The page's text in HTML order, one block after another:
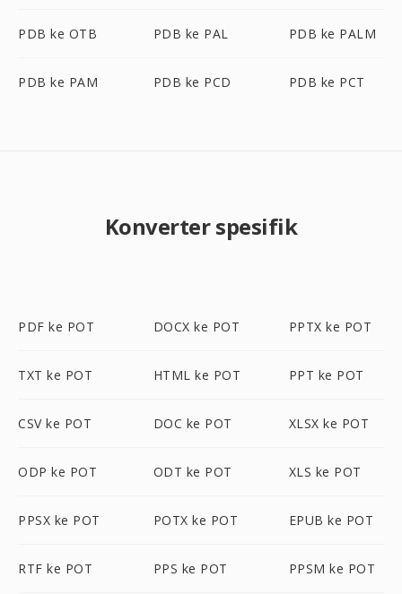
PDB ke OTB PDB ke PAL PDB ke PALM
PDB ke PAM PDB ke PCD PDB ke PCT
Konverter spesifik
PDF ke POT DOCX ke POT PPTX ke POT
TXT ke POT HTML ke POT PPT ke POT
CSV ke POT DOC ke POT XLSX ke POT
ODP ke POT ODT ke POT XLS ke POT
PPSX ke POT POTX ke POT EPUB ke POT
RTF ke POT PPS ke POT PPSM ke POT